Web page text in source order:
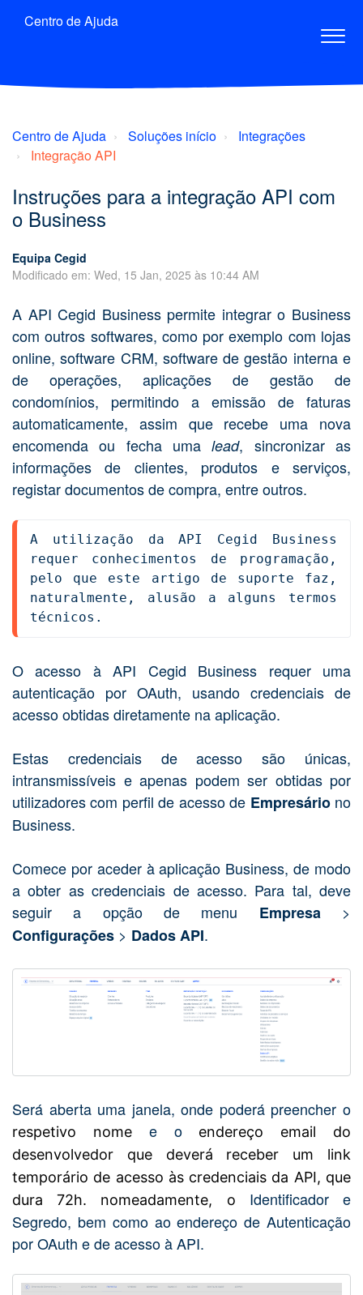
Centro de Ajuda
Centro de Ajuda Soluções início
Integrações
Integração API
Instruções para a integração API com
o Business
Equipa Cegid
Modificado em: Wed, 15 Jan, 2025 às 10:44 AM
A API Cegid Business permite integrar o Business
com outros softwares, como por exemplo com lojas
online, software CRM, software de gestão interna e
de operações, aplicações de gestão de
condomínios, permitindo a emissão de faturas
automaticamente, assim que recebe uma nova
encomenda ou fecha umalead, sincronizar as
informações de clientes, produtos e serviços,
registar documentos de compra, entre outros.
A utilização da API Cegid Business
requer conhecimentos de programação,
pelo que este artigo de suporte faz,
naturalmente, alusão a alguns termos
técnicos.
O acesso à API Cegid Business requer uma
autenticação por OAuth, usando credenciais de
acesso obtidas diretamente na aplicação.
Estas credenciais de acesso são únicas,
intransmissíveis e apenas podem ser obtidas por
utilizadores com perfil de acesso de Empresáriono
Business.
Comece por aceder à aplicação Business, de modo
a obter as credenciais de acesso. Para tal, deve
seguir a opção de menu Empresa >
Configurações > Dados API.
Será aberta uma janela, onde poderá preencher o
respetivo nomee o
endereço email do
desenvolvedor que deverá receber um link
temporário de acesso às credenciais da API, que
dura 72h. nomeadamente, o Identificador e
Segredo, bem como ao endereço de Autenticação
por OAuth e de acesso à API.